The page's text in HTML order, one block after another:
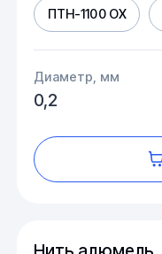
ПТН-1100 ОХ
Диаметр, мм
0,2